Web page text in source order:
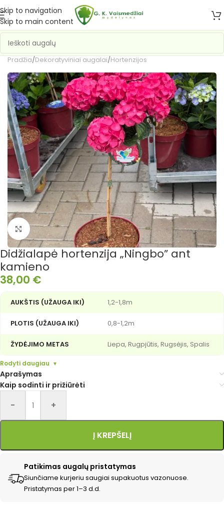
Skip to navigation
Skip to main content
Pradžia/Dekoratyviniai augalai/Hortenzijos
Išdidinti nuotrauką
Didžialapė hortenzija „Ningbo” ant
kamieno
38,00 €
AUKŠTIS (UŽAUGA IKI) 1,2-1,8m
PLOTIS (UŽAUGA IKI) 0,8-1,2m
ŽYDĖJIMO METAS Liepa, Rugpjūtis, Rugsėjis, Spalis
Rodyti daugiau
Aprašymas
Kaip sodinti ir prižiūrėti
- +
Į KREPŠELĮ
Patikimas augalų pristatymas
Siunčiame kurjeriu saugiai supakuotus vazonuose.
Pristatymas per 1–3 d.d.